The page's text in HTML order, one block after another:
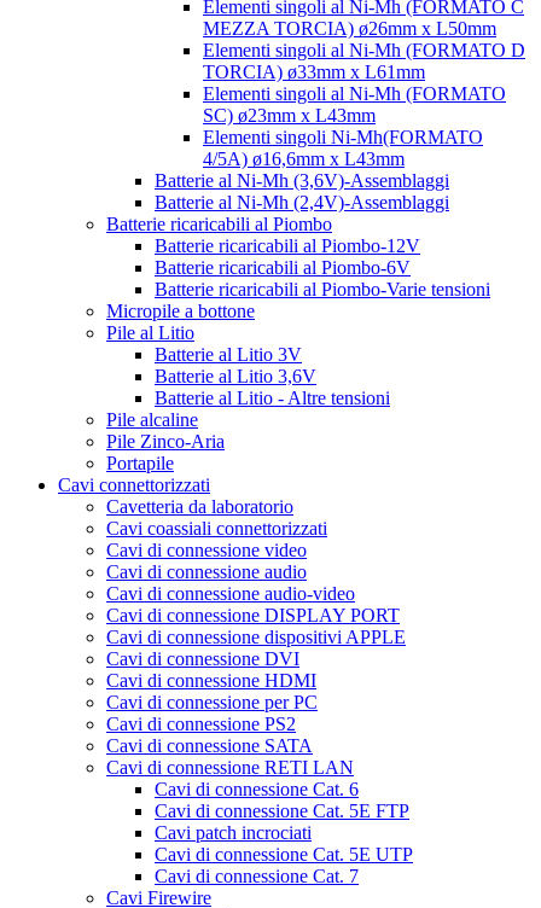
Elementi singoli al Ni-Mh (FORMATO C
MEZZA TORCIA) ø26mm x L50mm
Elementi singoli al Ni-Mh (FORMATO D
TORCIA) ø33mm x L61mm
Elementi singoli al Ni-Mh (FORMATO
SC) ø23mm x L43mm
Elementi singoli Ni-Mh(FORMATO
4/5A) ø16,6mm x L43mm
Batterie al Ni-Mh (3,6V)-Assemblaggi
Batterie al Ni-Mh (2,4V)-Assemblaggi
Batterie ricaricabili al Piombo
Batterie ricaricabili al Piombo-12V
Batterie ricaricabili al Piombo-6V
Batterie ricaricabili al Piombo-Varie tensioni
Micropile a bottone
Pile al Litio
Batterie al Litio 3V
Batterie al Litio 3,6V
Batterie al Litio - Altre tensioni
Pile alcaline
Pile Zinco-Aria
Portapile
Cavi connettorizzati
Cavetteria da laboratorio
Cavi coassiali connettorizzati
Cavi di connessione video
Cavi di connessione audio
Cavi di connessione audio-video
Cavi di connessione DISPLAY PORT
Cavi di connessione dispositivi APPLE
Cavi di connessione DVI
Cavi di connessione HDMI
Cavi di connessione per PC
Cavi di connessione PS2
Cavi di connessione SATA
Cavi di connessione RETI LAN
Cavi di connessione Cat. 6
Cavi di connessione Cat. 5E FTP
Cavi patch incrociati
Cavi di connessione Cat. 5E UTP
Cavi di connessione Cat. 7
Cavi Firewire